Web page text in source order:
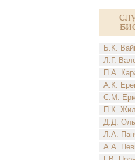
Б.К.
Л.Г.
П.А.
А.К.
С.М.
П.К.
Д.Д.
Л.А.
А.А.